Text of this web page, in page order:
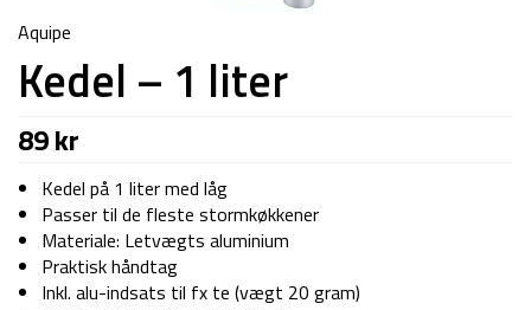
Aquipe
Kedel – 1 liter
89kr
Kedel på 1 liter med låg
Passer til de fleste stormkøkkener
Materiale: Letvægts aluminium
Praktisk håndtag
Inkl. alu-indsats til fx te (vægt 20 gram)